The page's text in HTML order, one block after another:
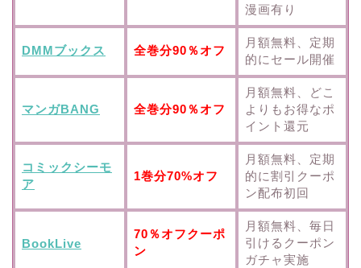
漫画有り
DMMブックス 全巻分90％オフ
月額無料、定期
的にセール開催
マンガBANG 全巻分90％オフ
月額無料、どこ
よりもお得なポ
イント還元
コミックシーモ
ア
1巻分70%オフ
月額無料、定期
的に割引クーポ
ン配布初回
BookLive
70％オフクーポ
ン
月額無料、毎日
引けるクーポン
ガチャ実施